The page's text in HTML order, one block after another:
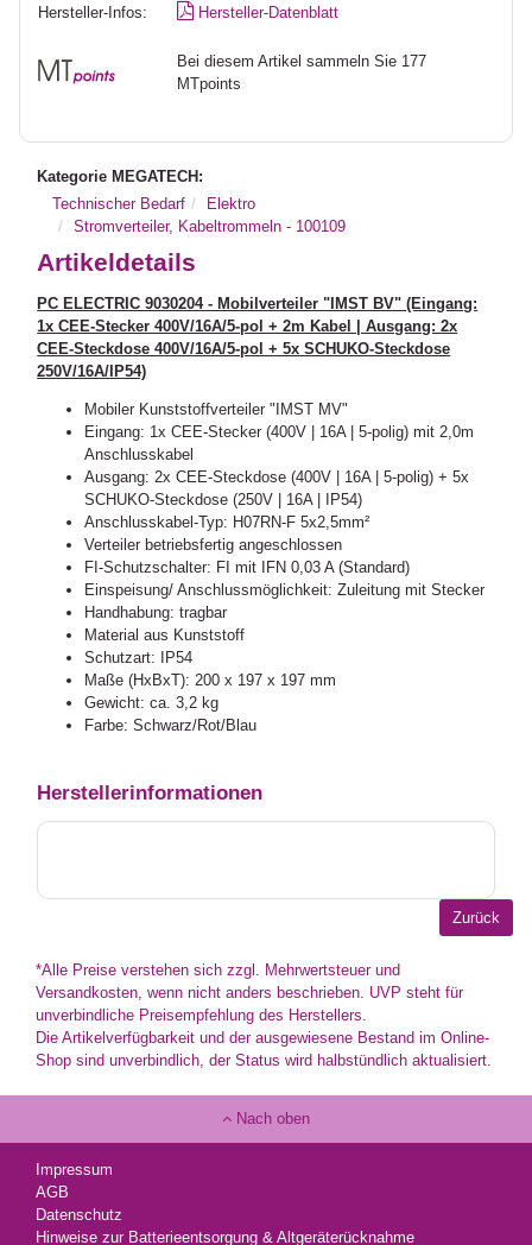
Hersteller-Infos:
Hersteller-Datenblatt
Bei diesem Artikel sammeln Sie 177
MTpoints
Kategorie MEGATECH:
Technischer Bedarf
Elektro
Stromverteiler, Kabeltrommeln - 100109
Artikeldetails
PC ELECTRIC 9030204 - Mobilverteiler "IMST BV" (Eingang:
1x CEE-Stecker 400V/16A/5-pol + 2m Kabel | Ausgang: 2x
CEE-Steckdose 400V/16A/5-pol + 5x SCHUKO-Steckdose
250V/16A/IP54)
Mobiler Kunststoffverteiler "IMST MV"
Eingang: 1x CEE-Stecker (400V | 16A | 5-polig) mit 2,0m
Anschlusskabel
Ausgang: 2x CEE-Steckdose (400V | 16A | 5-polig) + 5x
SCHUKO-Steckdose (250V | 16A | IP54)
Anschlusskabel-Typ: H07RN-F 5x2,5mm²
Verteiler betriebsfertig angeschlossen
FI-Schutzschalter: FI mit IFN 0,03 A (Standard)
Einspeisung/ Anschlussmöglichkeit: Zuleitung mit Stecker
Handhabung: tragbar
Material aus Kunststoff
Schutzart: IP54
Maße (HxBxT): 200 x 197 x 197 mm
Gewicht: ca. 3,2 kg
Farbe: Schwarz/Rot/Blau
Herstellerinformationen
*Alle Preise verstehen sich zzgl. Mehrwertsteuer und
Versandkosten, wenn nicht anders beschrieben. UVP steht für
unverbindliche Preisempfehlung des Herstellers.
Die Artikelverfügbarkeit und der ausgewiesene Bestand im Online-
Shop sind unverbindlich, der Status wird halbstündlich aktualisiert.
Nach oben
Impressum
AGB
Datenschutz
Hinweise zur Batterieentsorgung & Altgeräterücknahme